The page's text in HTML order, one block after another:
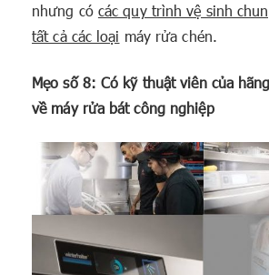
nhưng có các quy trình vệ sinh
tất cả các loại máy rửa chén.
Mẹo số 8: Có kỹ thuật viên của
về máy rửa bát công nghiệp